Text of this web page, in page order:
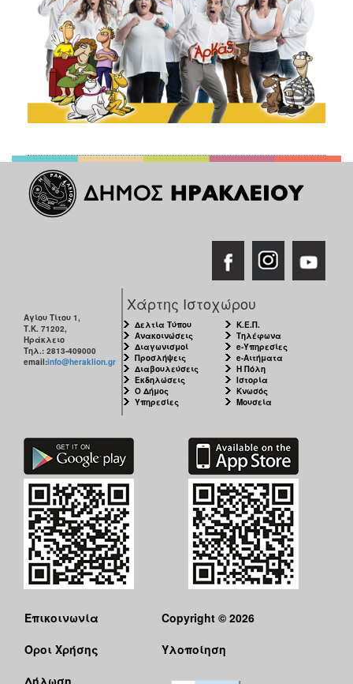
Αγίου Τίτου 1,
Τ.Κ. 71202,
Ηράκλειο
Τηλ.: 2813-409000
email:info@heraklion.gr
Χάρτης Ιστοχώρου
Δελτία Τύπου
Ανακοινώσεις
Διαγωνισμοί
Προσλήψεις
Διαβουλεύσεις
Εκδηλώσεις
Ο Δήμος
Υπηρεσίες
Κ.Ε.Π.
Τηλέφωνα
e-Υπηρεσίες
e-Αιτήματα
Η Πόλη
Ιστορία
Κνωσός
Μουσεία
Επικοινωνία
Όροι Χρήσης
Copyright © 2026
Υλοποίηση